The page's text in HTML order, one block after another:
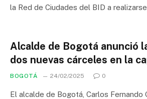
la Red de Ciudades del BID a
Alcalde de Bogotá anunció
dos nuevas cárceles en la
BOGOTÁ 24/02/2025 0
El alcalde de Bogotá, Carlos Fernando